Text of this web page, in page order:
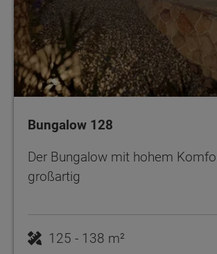
Bungalow 128
Der Bungalow mit hohem
großartig
125 - 138 m²